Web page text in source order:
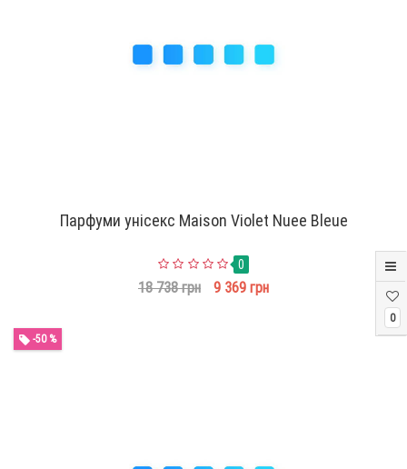
0
Парфуми унісекс Maison Violet Nuee Bleue
0
18 738 грн 9 369 грн
-50 %